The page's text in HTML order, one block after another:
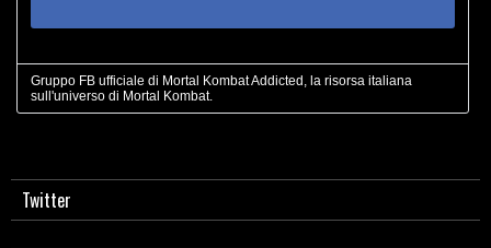
Gruppo FB ufficiale di Mortal Kombat Addicted, la risorsa italiana
sull'universo di Mortal Kombat.
Twitter